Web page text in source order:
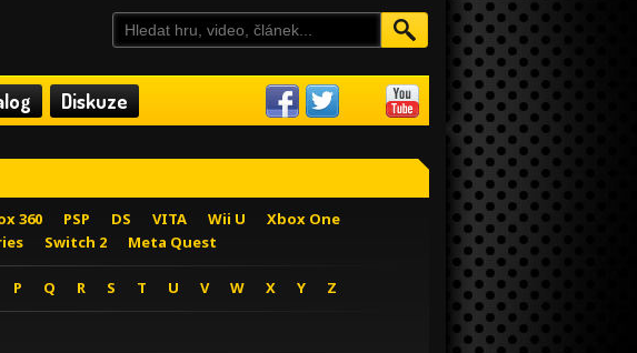
Diskuze
360 PSP DS VITA Wii U
Xbox One
Switch 2 Meta Quest
P Q R S T U V W X Y Z